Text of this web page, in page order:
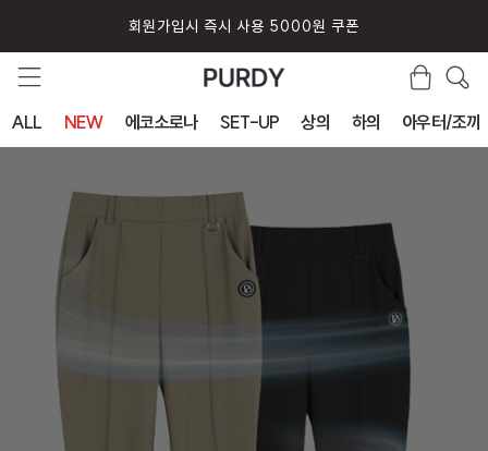
회원가입시 즉시 사용 5000원 쿠폰
ALL NEW 에코소로나 SET-UP 상의 하의 아우터/조끼